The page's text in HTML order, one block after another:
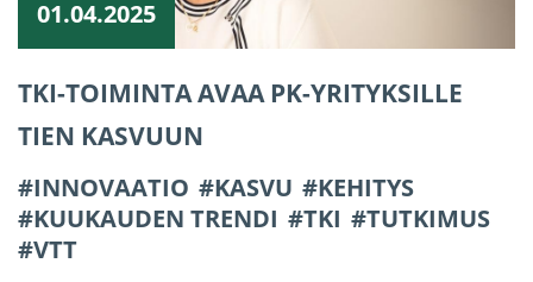
01.04.2025
TKI-TOIMINTA AVAA PK-YRITYKSILLE
TIEN KASVUUN
INNOVAATIO KASVU
KEHITYS
KUUKAUDEN TRENDI
TKI
TUTKIMUS
VTT